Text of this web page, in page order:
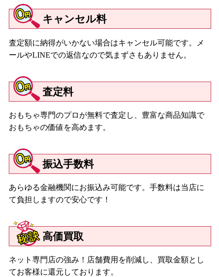
キャンセル料
査定額に納得がいかない場合はキャンセル可能です。メ
ールやLINEでの返信なので気まずさもありません。
査定料
おもちゃ専門のプロが無料で査定し、豊富な商品知識で
おもちゃの価値を高めます。
振込手数料
あらゆる金融機関にお振込み可能です。手数料は当店に
て負担しますので安心です！
高価買取
ネット専門店の強み！店舗費用を削減し、買取金額とし
てお客様に還元しております。